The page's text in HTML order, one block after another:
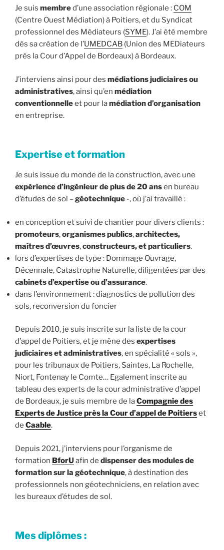
Je suis membred’une association régionale : COM
(Centre Ouest Médiation) à Poitiers, et du Syndicat
professionnel des Médiateurs (SYME). J’ai été membre
dès sa création de l’UMEDCAB (Union des MEDiateurs
près la Cour d’Appel de Bordeaux) à Bordeaux.
J’interviens ainsi pour des médiations judiciaires ou
administratives, ainsi qu’en médiation
conventionnelleet pour lamédiation d’organisation
en entreprise.
Expertise et formation
Je suis issue du monde de la construction, avec une
expérience d’ingénieur de plus de 20 ansen bureau
d’études de sol –géotechnique -, où j’ai travaillé :
en conception et suivi de chantier pour divers clients :
promoteurs,organismes publics,architectes,
maîtres d’œuvres,constructeurs, et particuliers.
lors d’expertises de type : Dommage Ouvrage,
Décennale, Catastrophe Naturelle, diligentées par des
cabinets d’expertise ou d’assurance.
dans l’environnement : diagnostics de pollution des
sols, reconversion du foncier
Depuis 2010, je suis inscrite sur la liste de la cour
d’appel de Poitiers, et je mène des expertises
judiciaires et administratives, en spécialité « sols »,
pour les tribunaux de Poitiers, Saintes, La Rochelle,
Niort, Fontenay le Comte… Egalement inscrite au
tableau des experts de la cour administrative d’appel
de Bordeaux, je suis membre de laCompagnie des
Experts de Justice près la Cour d’appel de Poitierset
de Caable.
Depuis 2021, j’interviens pour l’organisme de
formation BforU afin de dispenser des modules de
formation sur la géotechnique, à destination des
professionnels non géotechniciens, en relation avec
les bureaux d’études de sol.
Mes diplômes :